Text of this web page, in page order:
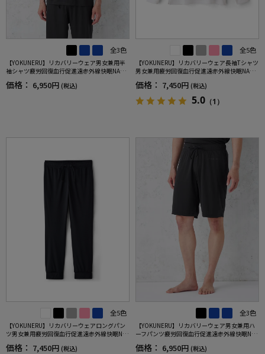
全3色
【YOKUNERU】リカバリーウェア男女兼用半
袖シャツ疲労回復血行促進遠赤外線快眠NANO
MIX(R)【一般医療機器】SS～LLサイズ
価格： 6,950円 (税込)
全5色
【YOKUNERU】リカバリーウェア長袖Tシャツ
男女兼用疲労回復血行促進遠赤外線快眠NANO
MIX(R)【一般医療機器】SS～LLサイズ
価格： 7,450円 (税込)
5.0 （1）
全5色
【YOKUNERU】リカバリーウェアロングパン
ツ男女兼用疲労回復血行促進遠赤外線快眠NA
NOMIX(R)【一般医療機器】SS～LLサイズ
価格： 7,450円 (税込)
全3色
【YOKUNERU】リカバリーウェア男女兼用ハ
ーフパンツ疲労回復血行促進遠赤外線快眠NA
NOMIX(R)【一般医療機器】SS～LLサイズ
価格： 6,950円 (税込)